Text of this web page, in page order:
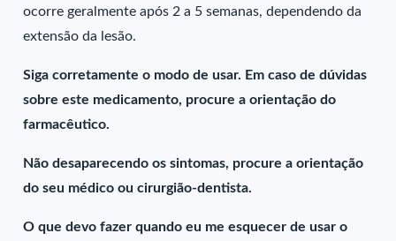
ocorre geralmente após 2 a 5 semanas, dependendo da
extensão da lesão.
Siga corretamente o modo de usar. Em caso de dúvidas
sobre este medicamento, procure a orientação do
farmacêutico.
Não desaparecendo os sintomas, procure a orientação
do seu médico ou cirurgião-dentista.
O que devo fazer quando eu me esquecer de usar o